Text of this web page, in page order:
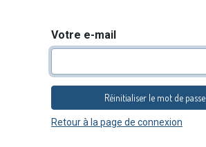
Votre e-mail
Réinitialiser le mot de passe
Retour à la page de connexion